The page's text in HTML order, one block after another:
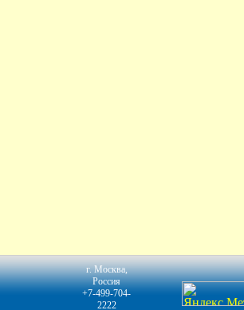
г. Москва,
Россия
+7-499-704-
2222